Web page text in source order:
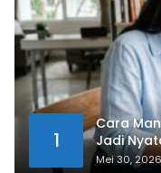
1
Cara
Jadi
Mei 30, 2026